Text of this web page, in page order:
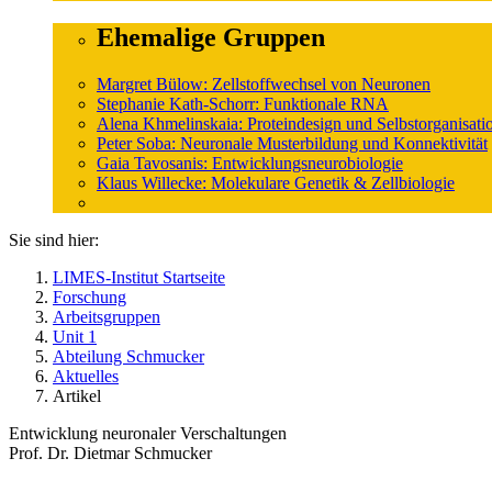
Ehemalige Gruppen
Margret Bülow: Zellstoffwechsel von Neuronen
Stephanie Kath-Schorr: Funktionale RNA
Alena Khmelinskaia: Proteindesign und
Peter Soba: Neuronale Musterbildung und Konnektivität
Gaia Tavosanis: Entwicklungsneurobiologie
Klaus Willecke: Molekulare Genetik & Zellbiologie
Sie sind hier:
LIMES-Institut Startseite
Forschung
Arbeitsgruppen
Unit 1
Abteilung Schmucker
Aktuelles
Artikel
Entwicklung neuronaler Verschaltungen
Prof. Dr. Dietmar Schmucker